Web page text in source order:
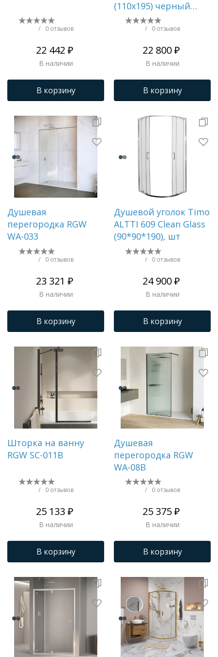
/ 0 отзывов
22 442 ₽
В наличии
В корзину
(110х195) черный
матовый,раздвижная
влево,стекло
NG-84-L11FHB
/ 0 отзывов
22 800 ₽
В наличии
В корзину
Душевая
перегородка RGW
WA-033
/ 0 отзывов
23 321 ₽
В наличии
В корзину
Душевой уголок Timo
ALTTI 609 Clean Glass
(90*90*190), шт
/ 0 отзывов
24 900 ₽
В наличии
В корзину
Шторка на ванну
RGW SC-011B
/ 0 отзывов
25 133 ₽
В наличии
В корзину
Душевая
перегородка RGW
WA-08B
/ 0 отзывов
25 375 ₽
В наличии
В корзину